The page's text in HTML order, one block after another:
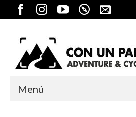
Menú